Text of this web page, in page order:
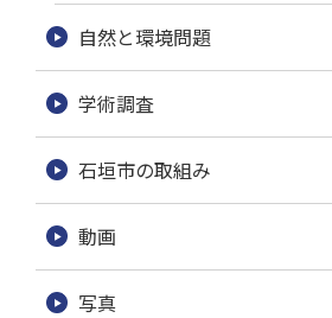
自然と環境問題
学術調査
石垣市の取組み
動画
写真